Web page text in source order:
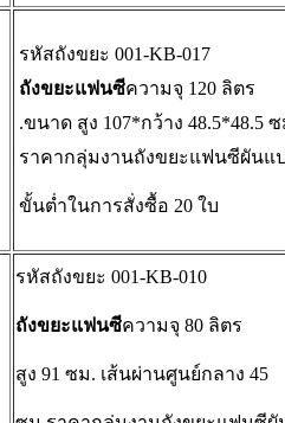
รหัสถังขยะ 001-KB-017
ถังขยะแฟนซีความจุ 120 ลิตร
.ขนาด สูง 107*กว้าง 48.5*48.5
ราคากลุ่มงานถังขยะแฟนซีผันแ
ขั้นต่ำในการสั่งซื้อ 20 ใบ
รหัสถังขยะ 001-KB-010
ถังขยะแฟนซีความจุ 80 ลิตร
สูง 91 ซม. เส้นผ่านศูนย์กลาง 45